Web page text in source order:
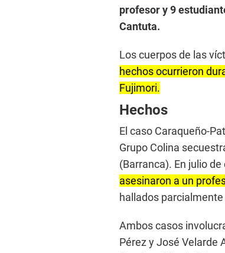
profesor y 9
Cantuta.
Los cuerpos de las
hechos ocurrieron
Fujimori.
Hechos
El caso Caraqueño-
Grupo Colina
(Barranca). En julio de
asesinaron a un
hallados
Ambos casos
Pérez y José Velarde